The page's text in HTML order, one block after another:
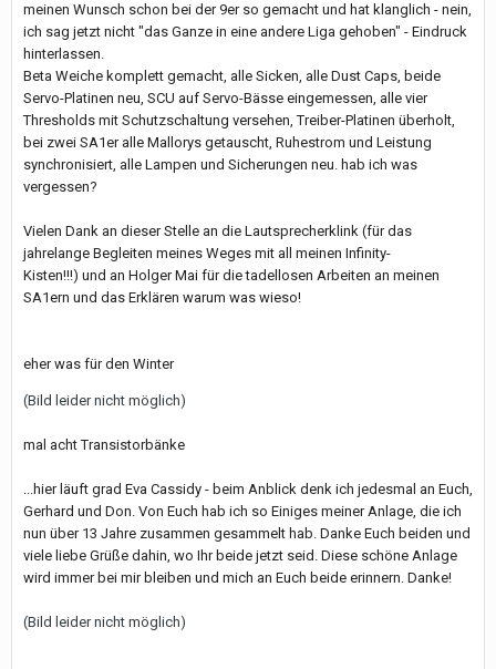
meinen Wunsch schon bei der 9er so gemacht und hat klanglich - nein,
ich sag jetzt nicht "das Ganze in eine andere Liga gehoben" - Eindruck
hinterlassen.
Beta Weiche komplett gemacht, alle Sicken, alle Dust Caps, beide
Servo-Platinen neu, SCU auf Servo-Bässe eingemessen, alle vier
Thresholds mit Schutzschaltung versehen, Treiber-Platinen überholt,
bei zwei SA1er alle Mallorys getauscht, Ruhestrom und Leistung
synchronisiert, alle Lampen und Sicherungen neu. hab ich was
vergessen?
Vielen Dank an dieser Stelle an die Lautsprecherklink (für das
jahrelange Begleiten meines Weges mit all meinen Infinity-
Kisten!!!) und an Holger Mai für die tadellosen Arbeiten an meinen
SA1ern und das Erklären warum was wieso!
eher was für den Winter
(Bild leider nicht möglich)
mal acht Transistorbänke
...hier läuft grad Eva Cassidy - beim Anblick denk ich jedesmal an Euch,
Gerhard und Don. Von Euch hab ich so Einiges meiner Anlage, die ich
nun über 13 Jahre zusammen gesammelt hab. Danke Euch beiden und
viele liebe Grüße dahin, wo Ihr beide jetzt seid. Diese schöne Anlage
wird immer bei mir bleiben und mich an Euch beide erinnern. Danke!
(Bild leider nicht möglich)